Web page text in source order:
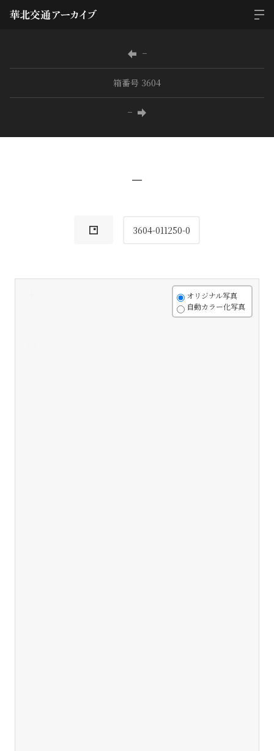
−
箱番号 3604
−
−
3604-011250-0
オリジナル写真
自動カラー化写真